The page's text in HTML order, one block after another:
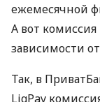
ежемесячной
А вот
зависимости
Так, в
LiqPay